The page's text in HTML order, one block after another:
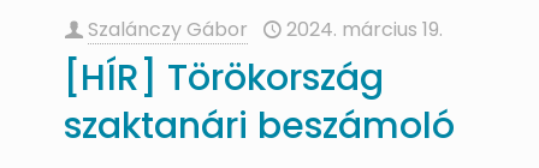
Szalánczy Gábor 2024. március 19.
[HÍR] Törökország
szaktanári beszámoló